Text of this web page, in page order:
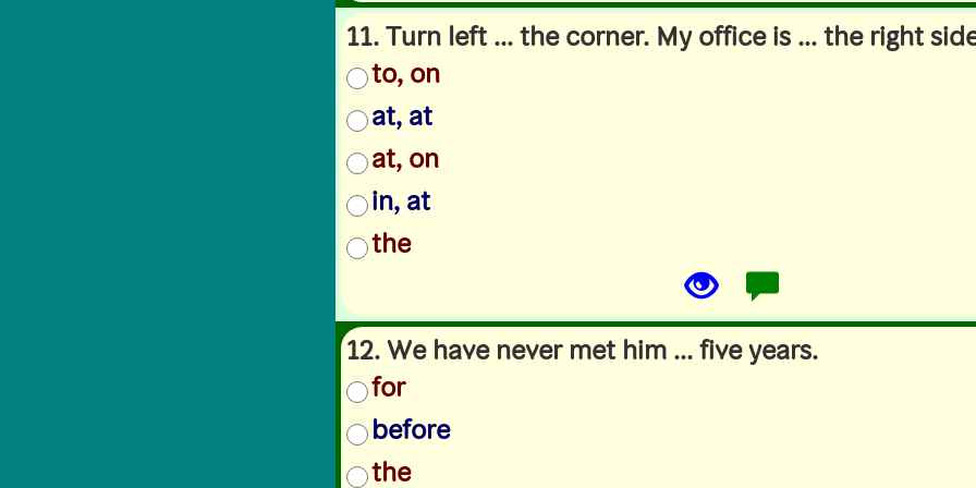
11. Turn left ... the corner. My office is ... the right
to, on
at, at
at, on
in, at
the
12. We have never met him ... five years.
for
before
the